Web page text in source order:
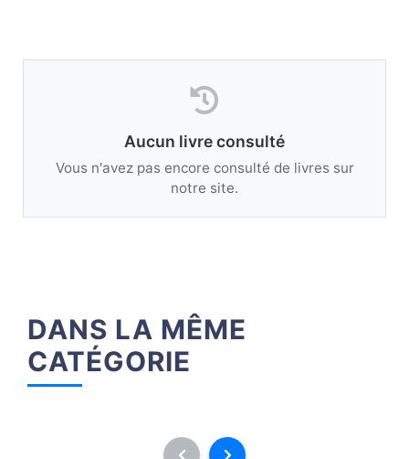
Aucun livre consulté
Vous n'avez pas encore consulté de livres sur
notre site.
DANS LA MÊME
CATÉGORIE